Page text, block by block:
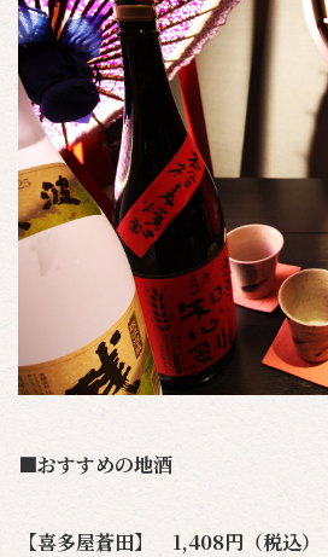
■おすすめの地酒
【喜多屋蒼田】 1,408円（税込）